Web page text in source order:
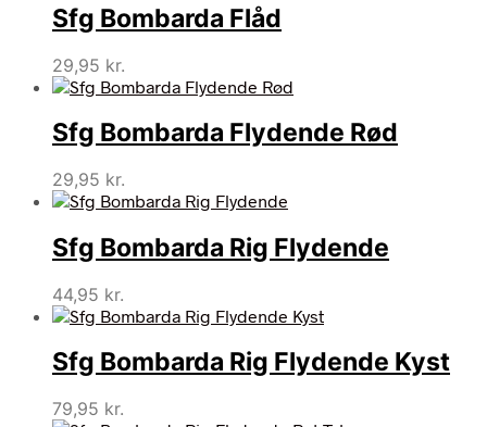
Sfg Bombarda Flåd
29,95 kr.
Sfg Bombarda Flydende Rød
29,95 kr.
Sfg Bombarda Rig Flydende
44,95 kr.
Sfg Bombarda Rig Flydende Kyst
79,95 kr.